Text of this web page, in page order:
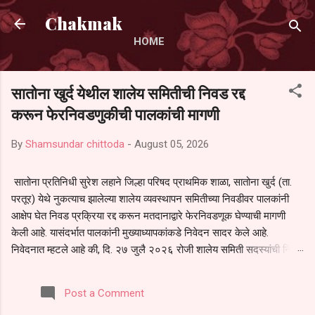
Skip to main content
Chakmak
HOME
सातोना खुर्द येथील शालेय समितीची निवड रद्द
करून फेरनिवडणुकीची पालकांची मागणी
By Shamsundar chittoda - August 05, 2026
सातोना प्रतिनिधी सुरेश लहाने जिल्हा परिषद प्राथमिक शाळा, सातोना खुर्द (ता.
परतूर) येथे नुकत्याच झालेल्या शालेय व्यवस्थापन समितीच्या निवडीवर पालकांनी
आक्षेप घेत निवड प्रक्रिया रद्द करून मतदानाद्वारे फेरनिवडणूक घेण्याची मागणी
केली आहे. यासंदर्भात पालकांनी मुख्याध्यापकांकडे निवेदन सादर केले आहे.
निवेदनात म्हटले आहे की, दि. २७ जुलै २०२६ रोजी शालेय समिती सदस्यांची निवड
पालकांना देण्यात आली नसल्याने मोठ्या संख्येने पालक बैठकीस उपस्थित राहू शकले
नाहीत. तसेच सर्व पालकांना विश्वासात न घेता निवड प्रक्रिया पूर्ण करण्यात
Post a Comment